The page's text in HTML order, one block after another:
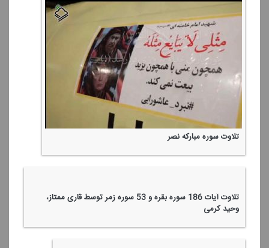
🏴 باور ندارم...